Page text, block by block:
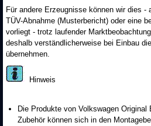
Für andere Erzeugnisse können wir dies
TÜV-Abnahme (Musterbericht) oder eine
vorliegt - trotz laufender
deshalb verständlicherweise bei Einbau
übernehmen.
Hinweis
Die Produkte von Volkswagen
Zubehör können sich in den